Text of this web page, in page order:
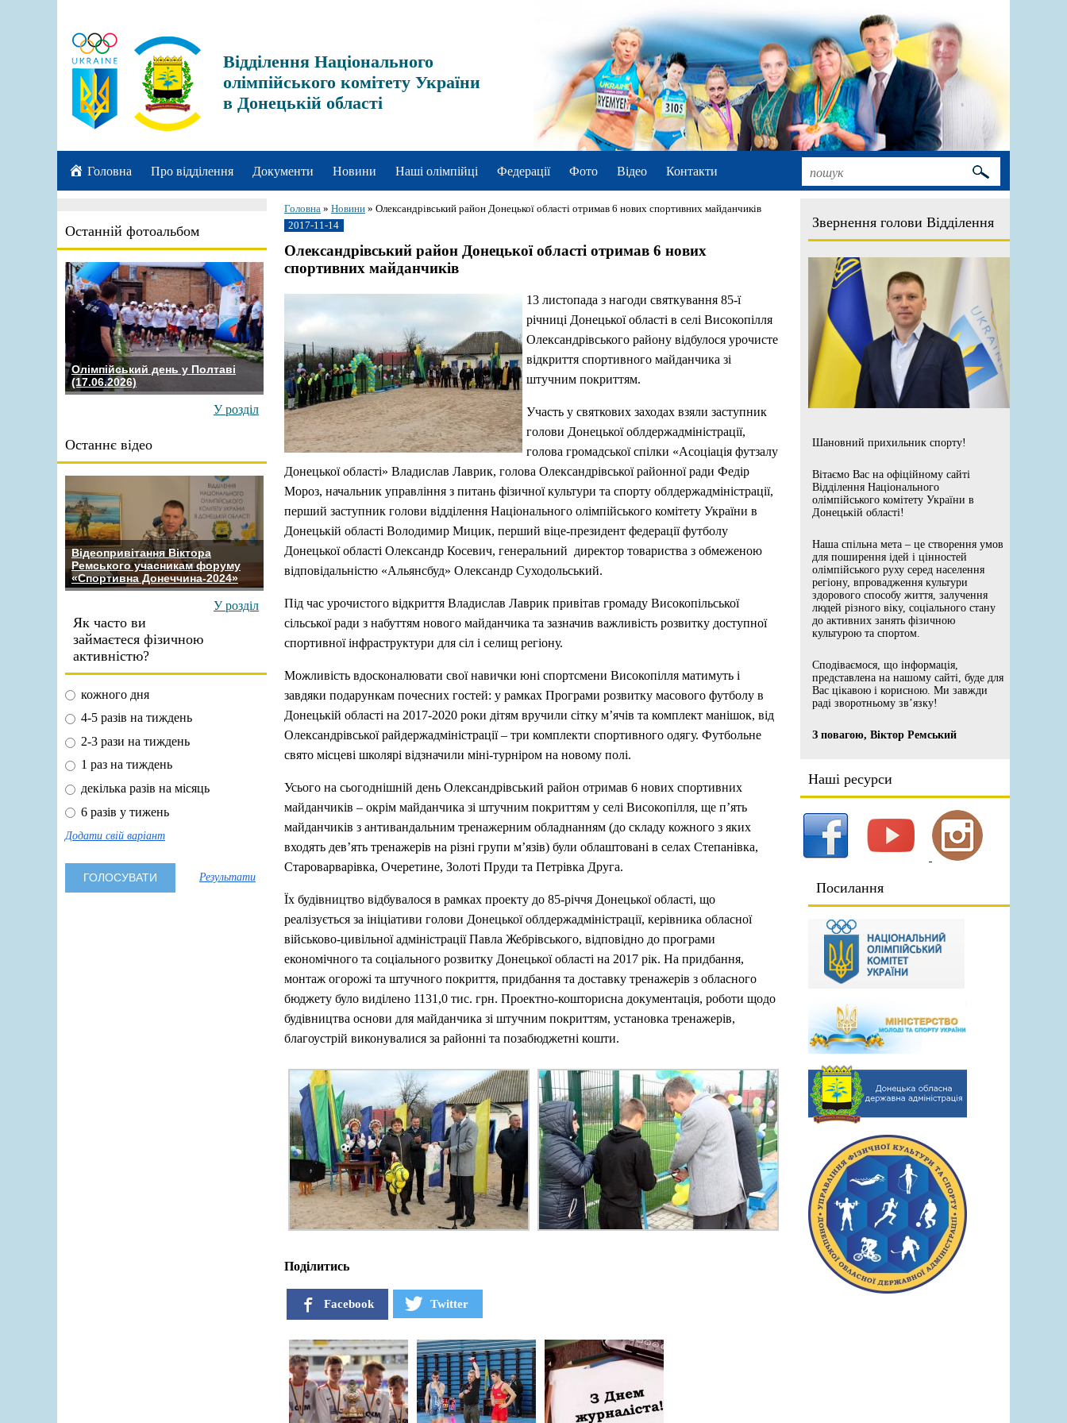
Відділення Національного
олімпійського комітету України
в Донецькій області
Головна Про відділення Документи Новини Наші олімпійці Федерації Фото Відео Контакти
Останній фотоальбом
Олімпійський день у Полтаві
(17.06.2026)
У розділ
Останнє відео
Відеопривітання Віктора
Ремського учасникам форуму
«Спортивна Донеччина-2024»
У розділ
Як часто ви
займаєтеся фізичною
активністю?
кожного дня
4-5 разів на тиждень
2-3 рази на тиждень
1 раз на тиждень
декілька разів на місяць
6 разів у тижень
Додати свій варіант
Результати
Звернення голови Відділення
Шановний прихильник спорту!
Вітаємо Вас на офіційному сайті
Відділення Національного
олімпійського комітету України в
Донецькій області!
Наша спільна мета – це створення умов
для поширення ідей і цінностей
олімпійського руху серед населення
регіону, впровадження культури
здорового способу життя, залучення
людей різного віку, соціального стану
до активних занять фізичною
культурою та спортом.
Сподіваємося, що інформація,
представлена на нашому сайті, буде для
Вас цікавою і корисною. Ми завжди
раді зворотньому зв’язку!
З повагою, Віктор Ремський
Наші ресурси
Посилання
Головна » Новини » Олександрівський район Донецької області отримав 6 нових спортивних майданчиків
2017-11-14
Олександрівський район Донецької області отримав 6 нових
спортивних майданчиків
13 листопада з нагоди святкування 85-ї
річниці Донецької області в селі Високопілля
Олександрівського району відбулося урочисте
відкриття спортивного майданчика зі
штучним покриттям.
Участь у святкових заходах взяли заступник
голови Донецької облдержадміністрації,
голова громадської спілки «Асоціація футзалу
Донецької області» Владислав Лаврик, голова Олександрівської районної ради Федір
Мороз, начальник управління з питань фізичної культури та спорту облдержадміністрації,
перший заступник голови відділення Національного олімпійського комітету України в
Донецькій області Володимир Мицик, перший віце-президент федерації футболу
Донецької області Олександр Косевич, генеральний директор товариства з обмеженою
відповідальністю «Альянсбуд» Олександр Суходольський.
Під час урочистого відкриття Владислав Лаврик привітав громаду Високопільської
сільської ради з набуттям нового майданчика та зазначив важливість розвитку доступної
спортивної інфраструктури для сіл і селищ регіону.
Можливість вдосконалювати свої навички юні спортсмени Високопілля матимуть і
завдяки подарункам почесних гостей: у рамках Програми розвитку масового футболу в
Донецькій області на 2017-2020 роки дітям вручили сітку м’ячів та комплект манішок, від
Олександрівської райдержадміністрації – три комплекти спортивного одягу. Футбольне
свято місцеві школярі відзначили міні-турніром на новому полі.
Усього на сьогоднішній день Олександрівський район отримав 6 нових спортивних
майданчиків – окрім майданчика зі штучним покриттям у селі Високопілля, ще п’ять
майданчиків з антивандальним тренажерним обладнанням (до складу кожного з яких
входять дев’ять тренажерів на різні групи м’язів) були облаштовані в селах Степанівка,
Староварварівка, Очеретине, Золоті Пруди та Петрівка Друга.
Їх будівництво відбувалося в рамках проекту до 85-річчя Донецької області, що
реалізується за ініціативи голови Донецької облдержадміністрації, керівника обласної
військово-цивільної адміністрації Павла Жебрівського, відповідно до програми
економічного та соціального розвитку Донецької області на 2017 рік. На придбання,
монтаж огорожі та штучного покриття, придбання та доставку тренажерів з обласного
бюджету було виділено 1131,0 тис. грн. Проектно-кошторисна документація, роботи щодо
будівництва основи для майданчика зі штучним покриттям, установка тренажерів,
благоустрій виконувалися за районні та позабюджетні кошти.
Поділитись
Facebook Twitter